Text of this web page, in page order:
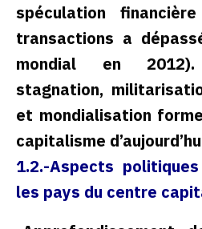
spéculation
transactions a
mondial en 2012).
stagnation,
et mondialisation
capitalisme
1.2.-Aspects
les pays du centre